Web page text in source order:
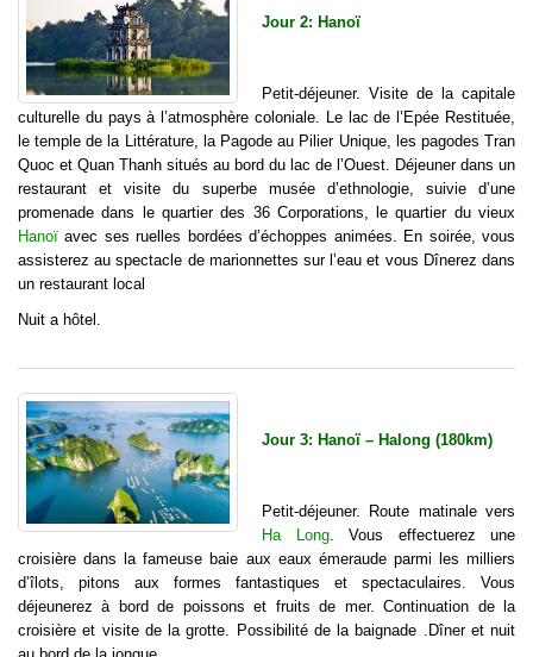
Jour 2: Hanoï
Petit-déjeuner. Visite de la capitale
culturelle du pays à l’atmosphère coloniale. Le lac de l’Epée Restituée,
le temple de la Littérature, la Pagode au Pilier Unique, les pagodes Tran
Quoc et Quan Thanh situés au bord du lac de l’Ouest. Déjeuner dans un
restaurant et visite du superbe musée d’ethnologie, suivie d’une
promenade dans le quartier des 36 Corporations, le quartier du vieux
Hanoï avec ses ruelles bordées d’échoppes animées. En soirée, vous
assisterez au spectacle de marionnettes sur l’eau et vous Dînerez dans
un restaurant local
Nuit a hôtel.
Jour 3: Hanoï – Halong (180km)
Petit-déjeuner. Route matinale vers
Ha Long. Vous effectuerez une
croisière dans la fameuse baie aux eaux émeraude parmi les milliers
d’îlots, pitons aux formes fantastiques et spectaculaires. Vous
déjeunerez à bord de poissons et fruits de mer. Continuation de la
croisière et visite de la grotte. Possibilité de la baignade .Dîner et nuit